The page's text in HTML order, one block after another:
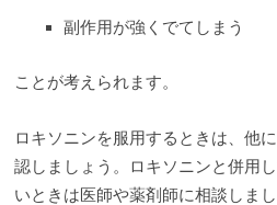
副作用が強くでてしまう
ことが考えられます。
ロキソニンを服用するときは、他
認しましょう。ロキソニンと併用
いときは医師や薬剤師に相談しまし